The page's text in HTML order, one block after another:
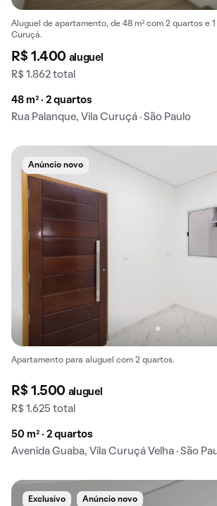
Aluguel de apartamento, de 48 m² com 2 quartos e
Curuçá.
R$ 1.400 aluguel
R$ 1.862 total
48 m² · 2 quartos
Rua Palanque, Vila Curuçá · São Paulo
Anúncio novo
Apartamento para aluguel com 2 quartos.
R$ 1.500 aluguel
R$ 1.625 total
50 m² · 2 quartos
Avenida Guaba, Vila Curuçá Velha · São
Exclusivo Anúncio novo